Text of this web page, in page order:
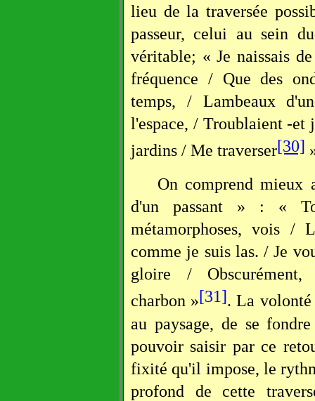
lieu de la traversée
passeur, celui au sein
véritable; « Je naissais
fréquence / Que des
temps, / Lambeaux
l'espace, / Troublaient -et
jardins / Me traverser[30]
On comprend mieux
d'un passant » : «
métamorphoses, vois /
comme je suis las. / Je
gloire /
charbon »[31]. La volonté
au paysage, de se
pouvoir saisir par ce
fixité qu'il impose, le
profond de cette